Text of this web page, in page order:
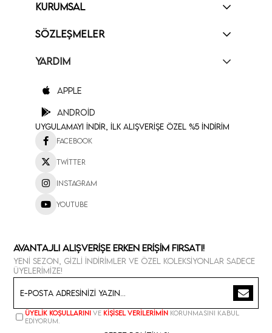
KURUMSAL
SÖZLEŞMELER
YARDIM
Apple
Android
Uygulamayı İndir, İlk Alışverişe Özel %5 İndirim
Facebook
Twitter
Instagram
Youtube
Avantajlı Alışverişe Erken Erişim Fırsatı!
Yeni sezon, gizli indirimler ve özel koleksiyonlar sadece
üyelerimize!
Üyelik koşullarını ve kişisel verilerimin korunmasını kabul
ediyorum.